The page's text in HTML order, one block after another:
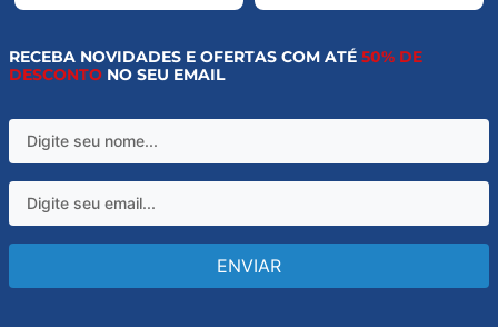
RECEBA NOVIDADES E OFERTAS COM ATÉ 50% DE
DESCONTO NO SEU EMAIL
ENVIAR